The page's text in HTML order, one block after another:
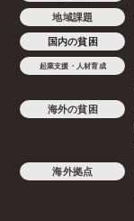
地域課題
国内の貧困
起業支援・人材育成
海外の貧困
海外拠点